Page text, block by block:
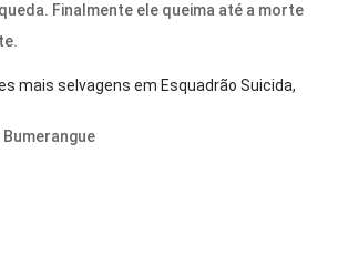
Finalmente ele queima até a morte